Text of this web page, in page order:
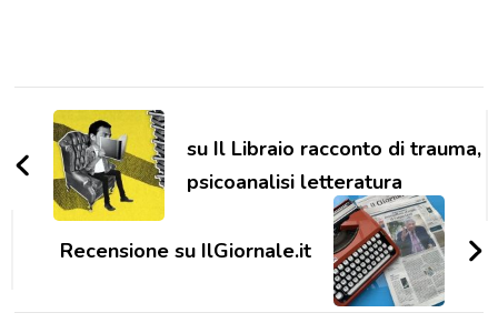
Navigazione
articoli
su Il Libraio racconto di trauma,
psicoanalisi letteratura
Recensione su IlGiornale.it